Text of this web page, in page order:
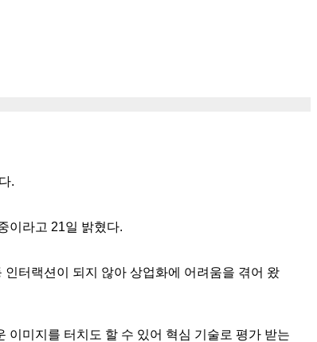
.
이라고 21일 밝혔다.
터랙션이 되지 않아 상업화에 어려움을 겪어 왔
이미지를 터치도 할 수 있어 혁심 기술로 평가 받는